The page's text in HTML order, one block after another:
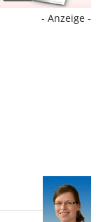
- Anzeige -